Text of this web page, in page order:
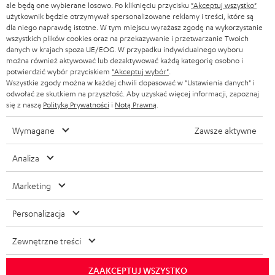
ale będą one wybierane losowo. Po kliknięciu przycisku "Akceptuj wszystko"
użytkownik będzie otrzymywał spersonalizowane reklamy i treści, które są
dla niego naprawdę istotne. W tym miejscu wyrażasz zgodę na wykorzystanie
wszystkich plików cookies oraz na przekazywanie i przetwarzanie Twoich
danych w krajach spoza UE/EOG. W przypadku indywidualnego wyboru
można również aktywować lub dezaktywować każdą kategorię osobno i
potwierdzić wybór przyciskiem "Akceptuj wybór"
Wszystkie zgody można w każdej chwili dopasować w "Ustawienia danych" i
odwołać ze skutkiem na przyszłość. Aby uzyskać więcej informacji, zapoznaj
się z naszą Polityką Prywatności i Notą Prawną
Wymagane Zawsze aktywne
Analiza
Marketing
Personalizacja
Zewnętrzne treści
ZAAKCEPTUJ WSZYSTKO